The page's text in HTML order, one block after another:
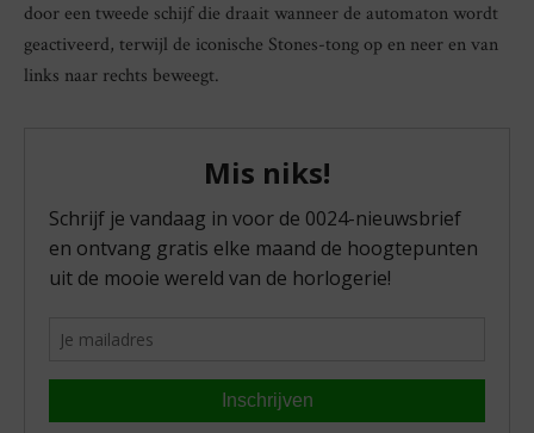
door een tweede schijf die draait wanneer de automaton wordt
geactiveerd, terwijl de iconische Stones-tong op en neer en van
links naar rechts beweegt.